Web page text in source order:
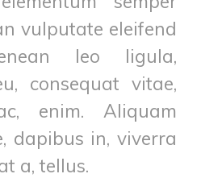
vulputate eleifend
leo ligula,
consequat vitae,
enim. Aliquam
dapibus in, viverra
a, tellus.